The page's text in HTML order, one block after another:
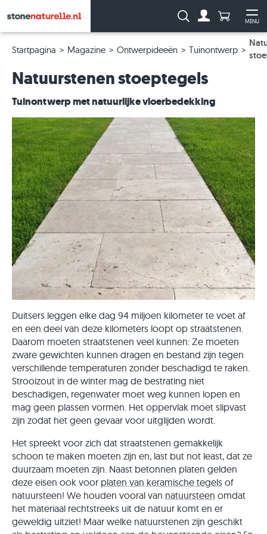
MENU
Zoeken: Aantal
Startpagina Magazine Ontwerpideeën Tuinontwerp
Natuurstenen stoeptegels
Tuinontwerp met natuurlijke vloerbedekking
Duitsers leggen elke dag 94 miljoen kilometer te voet af
en een deel van deze kilometers loopt op straatstenen.
Daarom moeten straatstenen veel kunnen: Ze moeten
zware gewichten kunnen dragen en bestand zijn tegen
verschillende temperaturen zonder beschadigd te raken.
Strooizout in de winter mag de bestrating niet
beschadigen, regenwater moet weg kunnen lopen en
mag geen plassen vormen. Het oppervlak moet slipvast
zijn zodat het geen gevaar voor uitglijden wordt.
Het spreekt voor zich dat straatstenen gemakkelijk
schoon te maken moeten zijn en, last but not least, dat ze
duurzaam moeten zijn. Naast betonnen platen gelden
deze eisen ook voor platen van keramische tegels of
natuursteen! We houden vooral van natuursteen omdat
het materiaal rechtstreeks uit de natuur komt en er
geweldig uitziet! Maar welke natuurstenen zijn geschikt